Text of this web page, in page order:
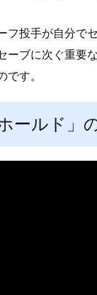
フ投手が自分で
ーブに次ぐ重要
です。
ホールド」